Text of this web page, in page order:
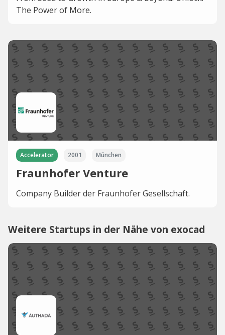
The Power of More.
Accelerator 2001 München
Fraunhofer Venture
Company Builder der Fraunhofer Gesellschaft.
Weitere Startups in der Nähe von exocad